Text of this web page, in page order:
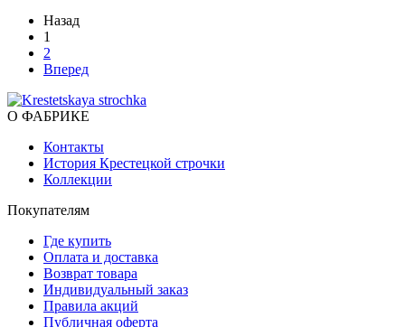
Назад
1
2
Вперед
О ФАБРИКЕ
Контакты
История Крестецкой строчки
Коллекции
Покупателям
Где купить
Оплата и доставка
Возврат товара
Индивидуальный заказ
Правила акций
Публичная оферта